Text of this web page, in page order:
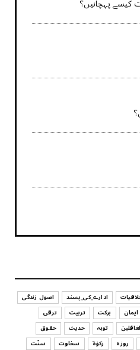
کیسے پہچانیں؟
سے منظم کر رہے ہیں
ادارے_کی_پسند
اصول زندگی
ایمان برکت تربیت
ترقی
توبہ حدیث
حقوق
روزہ زکوٰۃ سخاوت
سنّت